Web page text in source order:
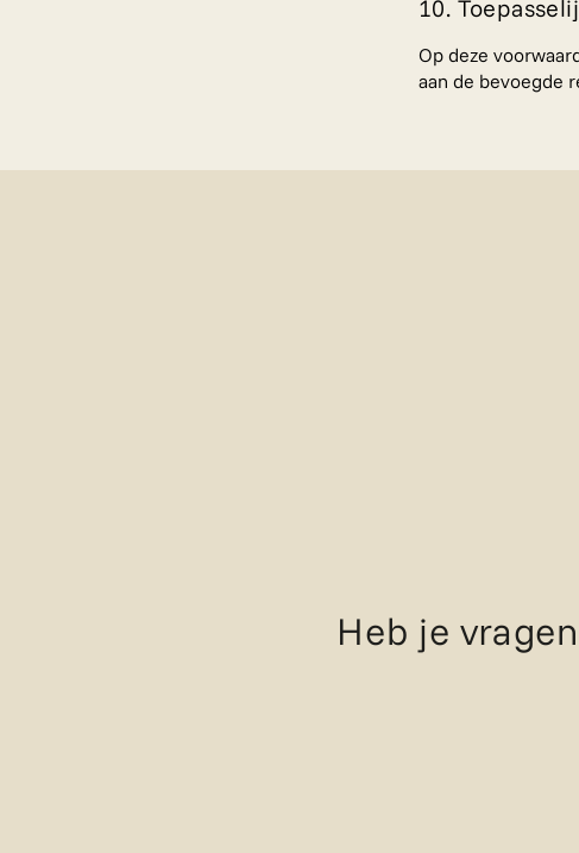
10.
Op deze
aan de bevoegde
Heb je